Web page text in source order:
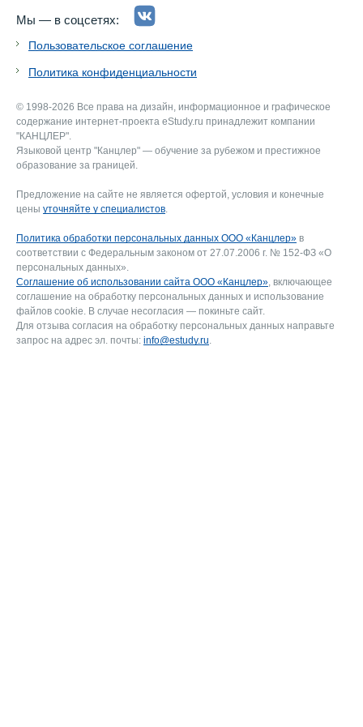
Мы — в соцсетях:
Пользовательское соглашение
Политика конфиденциальности
© 1998-2026 Все права на дизайн, информационное и графическое
содержание интернет-проекта eStudy.ru принадлежит компании
"КАНЦЛЕР".
Языковой центр "Канцлер" — обучение за рубежом и престижное
образование за границей.
Предложение на сайте не является офертой, условия и конечные
цены уточняйте у специалистов
Политика обработки персональных данных ООО «Канцлер» в
соответствии с Федеральным законом от 27.07.2006 г. № 152-ФЗ «О
персональных данных».
Соглашение об использовании сайта ООО «Канцлер» , включающее
соглашение на обработку персональных данных и использование
файлов cookie. В случае несогласия — покиньте сайт.
Для отзыва согласия на обработку персональных данных направьте
запрос на адрес эл. почты: info@estudy.ru